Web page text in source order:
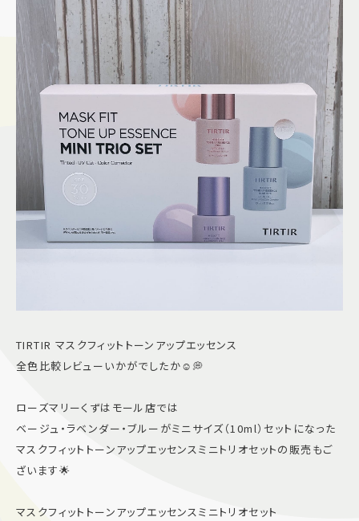
TIRTIR マスクフィットトーンアップエッセンス
全色比較レビューいかがでしたか☺️💭
ローズマリーくずはモール店では
ベージュ・ラベンダー・ブルーがミニサイズ（10ml）セットになった
マスクフィットトーンアップエッセンスミニトリオセットの販売もご
ざいます🌟
マスクフィットトーンアップエッセンスミニトリオセット